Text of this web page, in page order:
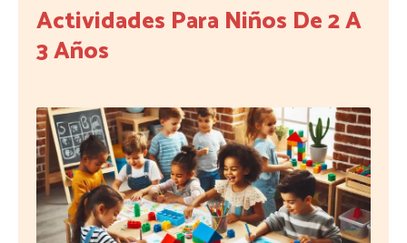
Actividades Para Niños De 2 A
3 Años